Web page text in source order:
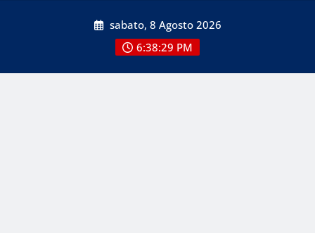
sabato, 8 Agosto 2026
6:38:29 PM